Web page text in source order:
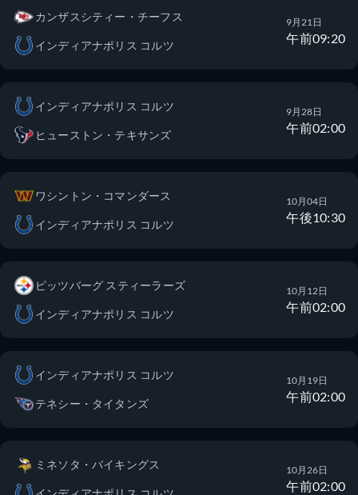
カンザスシティー・チーフス
インディアナポリス コルツ
9月21日
午前09:20
インディアナポリス コルツ
ヒューストン・テキサンズ
9月28日
午前02:00
ワシントン・コマンダース
インディアナポリス コルツ
10月04日
午後10:30
ピッツバーグ スティーラーズ
インディアナポリス コルツ
10月12日
午前02:00
インディアナポリス コルツ
テネシー・タイタンズ
10月19日
午前02:00
ミネソタ・バイキングス 10月26日
午前02:00